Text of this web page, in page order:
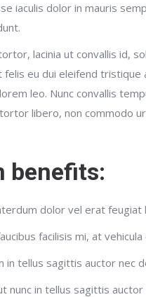
iaculis dolor in mauris
lacinia ut convallis id,
felis eu dui eleifend tristique
leo. Nunc convallis
libero, non commodo
benefits:
dolor vel erat feugiat
facilisis mi, at vehicula
in tellus sagittis auctor nec
nunc in tellus sagittis auctor